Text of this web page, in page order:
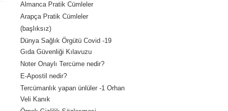
Almanca Pratik Cümleler
Arapça Pratik Cümleler
(başlıksız)
Dünya Sağlık Örgütü Covid -19
Gıda Güvenliği Kılavuzu
Noter Onaylı Tercüme nedir?
E-Apostil nedir?
Tercümanlık yapan ünlüler -1 Orhan
Veli Kanık